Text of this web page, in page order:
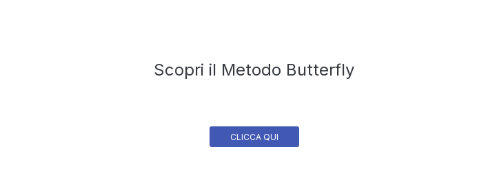
Scopri il Metodo Butterfly
CLICCA QUI